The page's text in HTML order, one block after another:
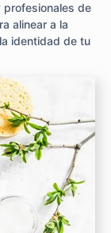
de
alinear a la
identidad de tu